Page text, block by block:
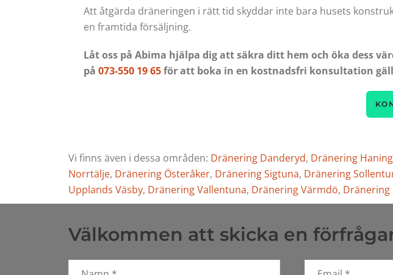
Att åtgärda dräneringen i rätt tid skyddar inte bara husets
en framtida försäljning.
Låt oss på Abima hjälpa dig att säkra ditt hem och öka dess
på 073-550 19 65för att boka in en kostnadsfri konsultation
Vi finns även i dessa områden: Dränering Danderyd, Dränering
Norrtälje, Dränering Österåker, Dränering Sigtuna, Dränering
Upplands Väsby, Dränering Vallentuna, Dränering Värmdö, Dränering
Välkommen att skicka en